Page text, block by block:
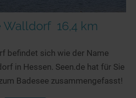
Walldorf 16,4 km
befindet sich wie der Name
in Hessen. Seen.de hat für Sie
Badesee zusammengefasst!